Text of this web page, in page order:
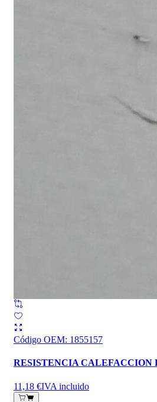
Código OEM: 1855157
RESISTENCIA CALEFACCION
11,18 €IVA incluido